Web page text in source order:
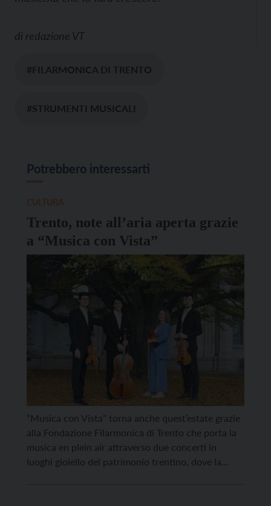
di redazione VT
#FILARMONICA DI TRENTO
#STRUMENTI MUSICALI
Potrebbero interessarti
Trento, note all’aria aperta grazie
a “Musica con Vista”
“Musica con Vista” torna anche quest’estate grazie
alla Fondazione Filarmonica di Trento che porta la
musica en plein air attraverso due concerti in
luoghi gioiello del patrimonio trentino, dove la